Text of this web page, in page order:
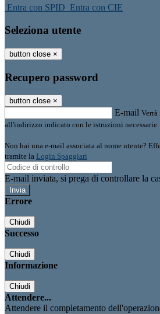
Entra con SPID Entra con CIE
Seleziona utente
button close ×
Recupero password
button close ×
E-mail
all'indirizzo indicato con le istruzioni necessarie.
Non hai una e-mail associata al nome utente?
tramite la Login Spaggiari
E-mail inviata, si prega di controllare la
Errore
Chiudi
Successo
Chiudi
Informazione
Chiudi
Attendere...
Attendere il completamento